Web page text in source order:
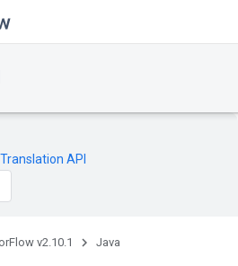
API
v2.10.1 Java